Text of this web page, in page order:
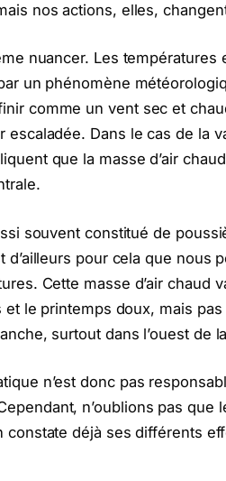
nos actions, elles,
nuancer. Les
un phénomène
comme un vent sec et
escaladée. Dans le cas de la
que la masse d’air
souvent constitué de
d’ailleurs pour cela que
Cette masse d’air chaud
le printemps doux, mais
surtout dans l’ouest de
n’est donc pas
n’oublions pas que
constate déjà ses différents